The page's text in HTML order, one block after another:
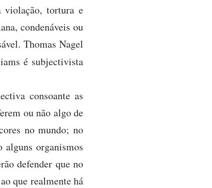
violação, tortura e
condenáveis ou
Thomas Nagel
é subjectivista
consoante as
ou não algo de
no mundo; no
organismos
defender que no
que realmente há